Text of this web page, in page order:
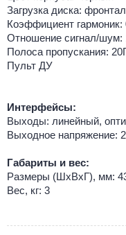
Загрузка диска:
Коэффициент гармоник:
Отношение сигнал/шум:
Полоса пропускания:
Пульт ДУ
Интерфейсы:
Выходы: линейный,
Выходное напряжение:
Габариты и вес:
Размеры (ШхВхГ), мм:
Вес, кг: 3